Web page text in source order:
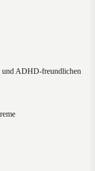
und ADHD-freundlichen